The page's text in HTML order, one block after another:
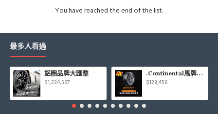
You have reached the end of the list.
最多人看過
鋁圈品牌大匯整
$1,234,567
.Continental馬牌CCK輪胎特價專區
$123,456